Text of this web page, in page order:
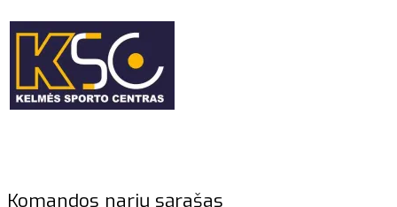
Komandos narių sąrašas